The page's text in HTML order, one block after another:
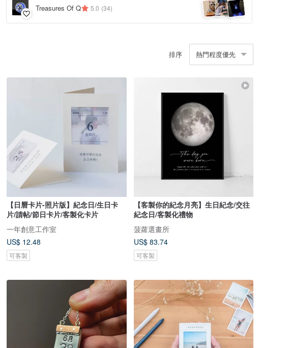
Treasures Of Q 5.0 (34)
排序 熱門程度優先
【日曆卡片-照片版】紀念日/生日卡
片/請帖/節日卡片/客製化卡片
一年創意工作室
US$ 12.48
可客製
【客製你的紀念月亮】生日紀念/交往
紀念日/客製化禮物
菠蘿選畫所
US$ 83.74
可客製